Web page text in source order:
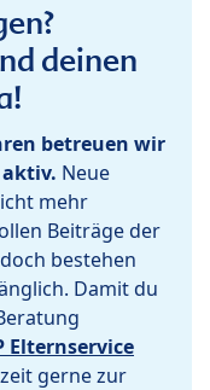
deinen
betreuen wir
Neue
mehr
Beiträge der
bestehen
Damit du
Elternservice
gerne zur